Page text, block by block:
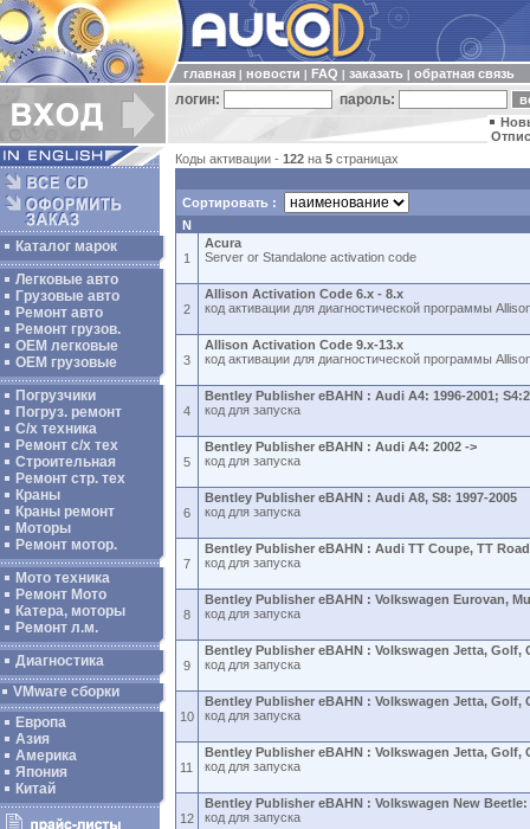
главная новости FAQ заказать обратная связь
логин: пароль:
Каталог марок
Легковые авто
Грузовые авто
Ремонт авто
Ремонт грузов.
ОЕМ легковые
OEM грузовые
Погрузчики
Погруз. ремонт
С/х техника
Ремонт с/х тех
Строительная
Ремонт стр. тех
Краны
Краны ремонт
Моторы
Ремонт мотор.
Мото техника
Ремонт Мото
Катера, моторы
Ремонт л.м.
Диагностика
VMware сборки
Европа
Азия
Америка
Япония
Китай
Коды активации - 122 на 5 страницах
Сортировать :
N
1
Acura
Server or Standalone activation code
2
Allison Activation Code 6.x - 8.x
код активации для диагностической программы
3
Allison Activation Code 9.x-13.x
код активации для диагностической программы
4
Bentley Publisher eBAHN : Audi A4: 1996-2001;
код для запуска
5
Bentley Publisher eBAHN : Audi A4: 2002 ->
код для запуска
6
Bentley Publisher eBAHN : Audi A8, S8: 1997-2005
код для запуска
7
Bentley Publisher eBAHN : Audi TT Coupe, TT
код для запуска
8
Bentley Publisher eBAHN : Volkswagen Eurovan,
код для запуска
9
Bentley Publisher eBAHN : Volkswagen Jetta, Golf,
код для запуска
10
Bentley Publisher eBAHN : Volkswagen Jetta, Golf,
код для запуска
11
Bentley Publisher eBAHN : Volkswagen Jetta, Golf,
код для запуска
12
Bentley Publisher eBAHN : Volkswagen New Beetle:
код для запуска